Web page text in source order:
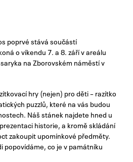
poprvé stává součástí
o víkendu 7. a 8. září v areálu
na Zborovském náměstí v
hry (nejen) pro děti – razítko
puzzlů, které na vás budou
Náš stánek najdete hned u
historie, a kromě skládání
zakoupit upomínkové předměty.
popovídáme, co je v památníku